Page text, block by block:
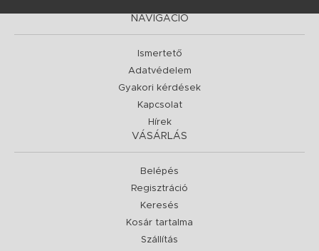
NAVIGÁCIÓ
Ismertető
Adatvédelem
Gyakori kérdések
Kapcsolat
Hírek
VÁSÁRLÁS
Belépés
Regisztráció
Keresés
Kosár tartalma
Szállítás